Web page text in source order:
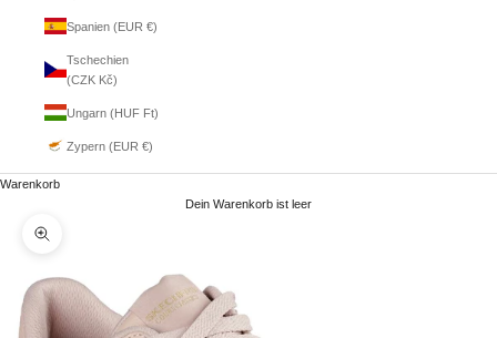
Spanien (EUR €)
Tschechien
(CZK Kč)
Ungarn (HUF Ft)
Zypern (EUR €)
Warenkorb
Dein Warenkorb ist leer
Bild vergrößern